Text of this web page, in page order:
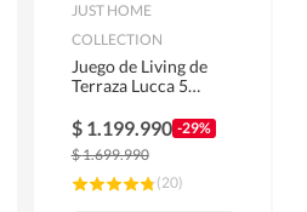
JUST HOME
COLLECTION
Juego de Living de
Terraza Lucca 5
$ 1.199.990 -29%
$1.699.990
(20)